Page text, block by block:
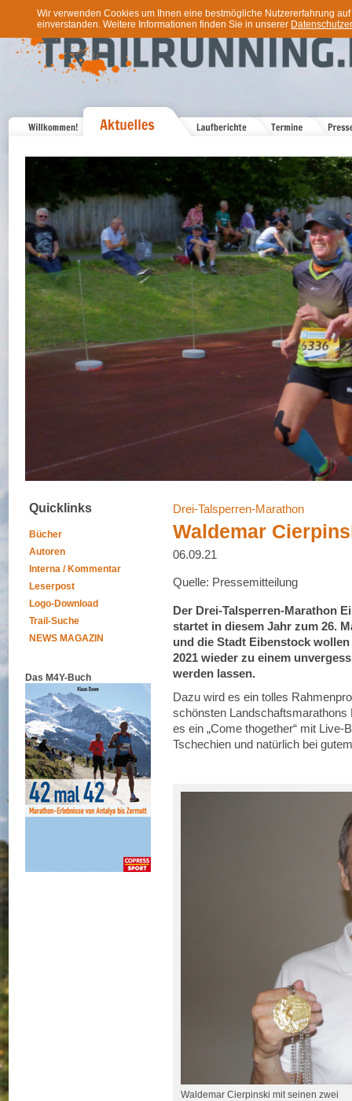
Wir verwenden Cookies um Ihnen eine bestmögliche Nutzererfahrung
einverstanden. Weitere Informationen finden Sie in unserer
Quicklinks
Bücher
Autoren
Interna / Kommentar
Leserpost
Logo-Download
Trail-Suche
NEWS MAGAZIN
Das M4Y-Buch
Drei-Talsperren-Marathon
Waldemar
06.09.21
Quelle: Pressemitteilung
Der Drei-Talsperren-Marathon
startet in diesem Jahr zum 26.
und die Stadt Eibenstock
2021 wieder zu einem
werden lassen.
Dazu wird es ein tolles
schönsten
es ein „Come thogether“ mit
Tschechien und natürlich bei
Waldemar Cierpinski mit seinen zwei